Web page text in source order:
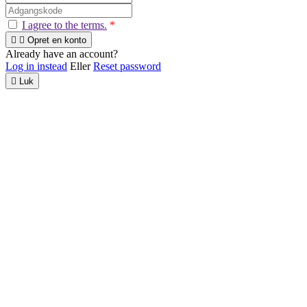
I agree to the terms. *
  Opret en konto
Already have an account?
Log in instead EllerReset password
 Luk